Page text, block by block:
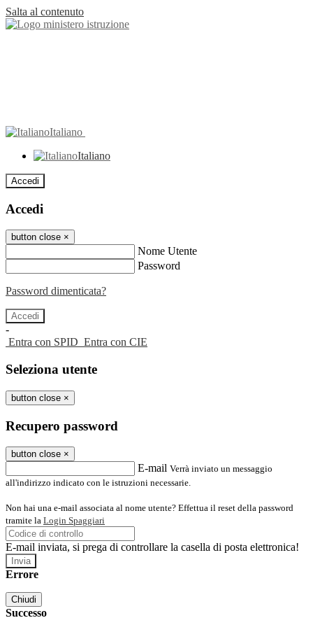
Salta al contenuto
Italiano
Italiano
Accedi
Accedi
button close ×
Nome Utente
Password
Password dimenticata?
-
Entra con SPID Entra con CIE
Seleziona utente
button close ×
Recupero password
button close ×
E-mail Verrà inviato un messaggio
all'indirizzo indicato con le istruzioni necessarie.
Non hai una e-mail associata al nome utente? Effettua il reset della password
tramite la Login Spaggiari
E-mail inviata, si prega di controllare la casella di posta elettronica!
Errore
Chiudi
Successo